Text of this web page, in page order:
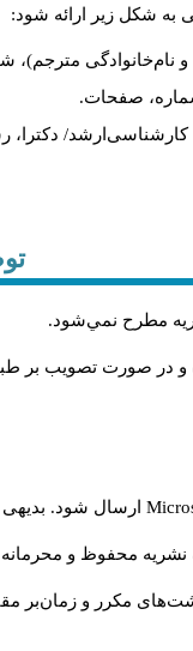
به شکل زیر ارائه شود:
نام‌خانوادگی مترجم)،
شماره، صفحات.
کارشناسی‌ارشد/ دکترا،
مطرح نمي‌شود.
و در صورت تصويب بر
ارسال شود. بدیهی
محفوظ و
مکرر و زمان‌بر